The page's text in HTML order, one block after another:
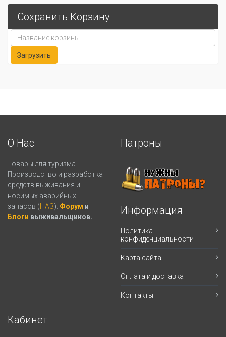
Сохранить Корзину
О Нас
Товары для туризма.
Производство и разработка
средств выживания и
носимых аварийных
запасов (НАЗ). Форум и
Блоги выживальщиков.
Патроны
Информация
Политика
конфиденциальности
Карта сайта
Оплата и доставка
Контакты
Кабинет